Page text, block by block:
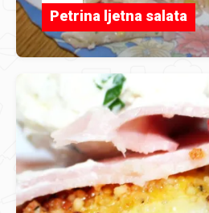
Petrina ljetna salata